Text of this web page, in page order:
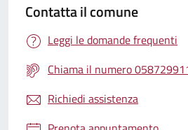
Contatta il comune
Leggi le domande frequenti
Chiama il numero
Richiedi assistenza